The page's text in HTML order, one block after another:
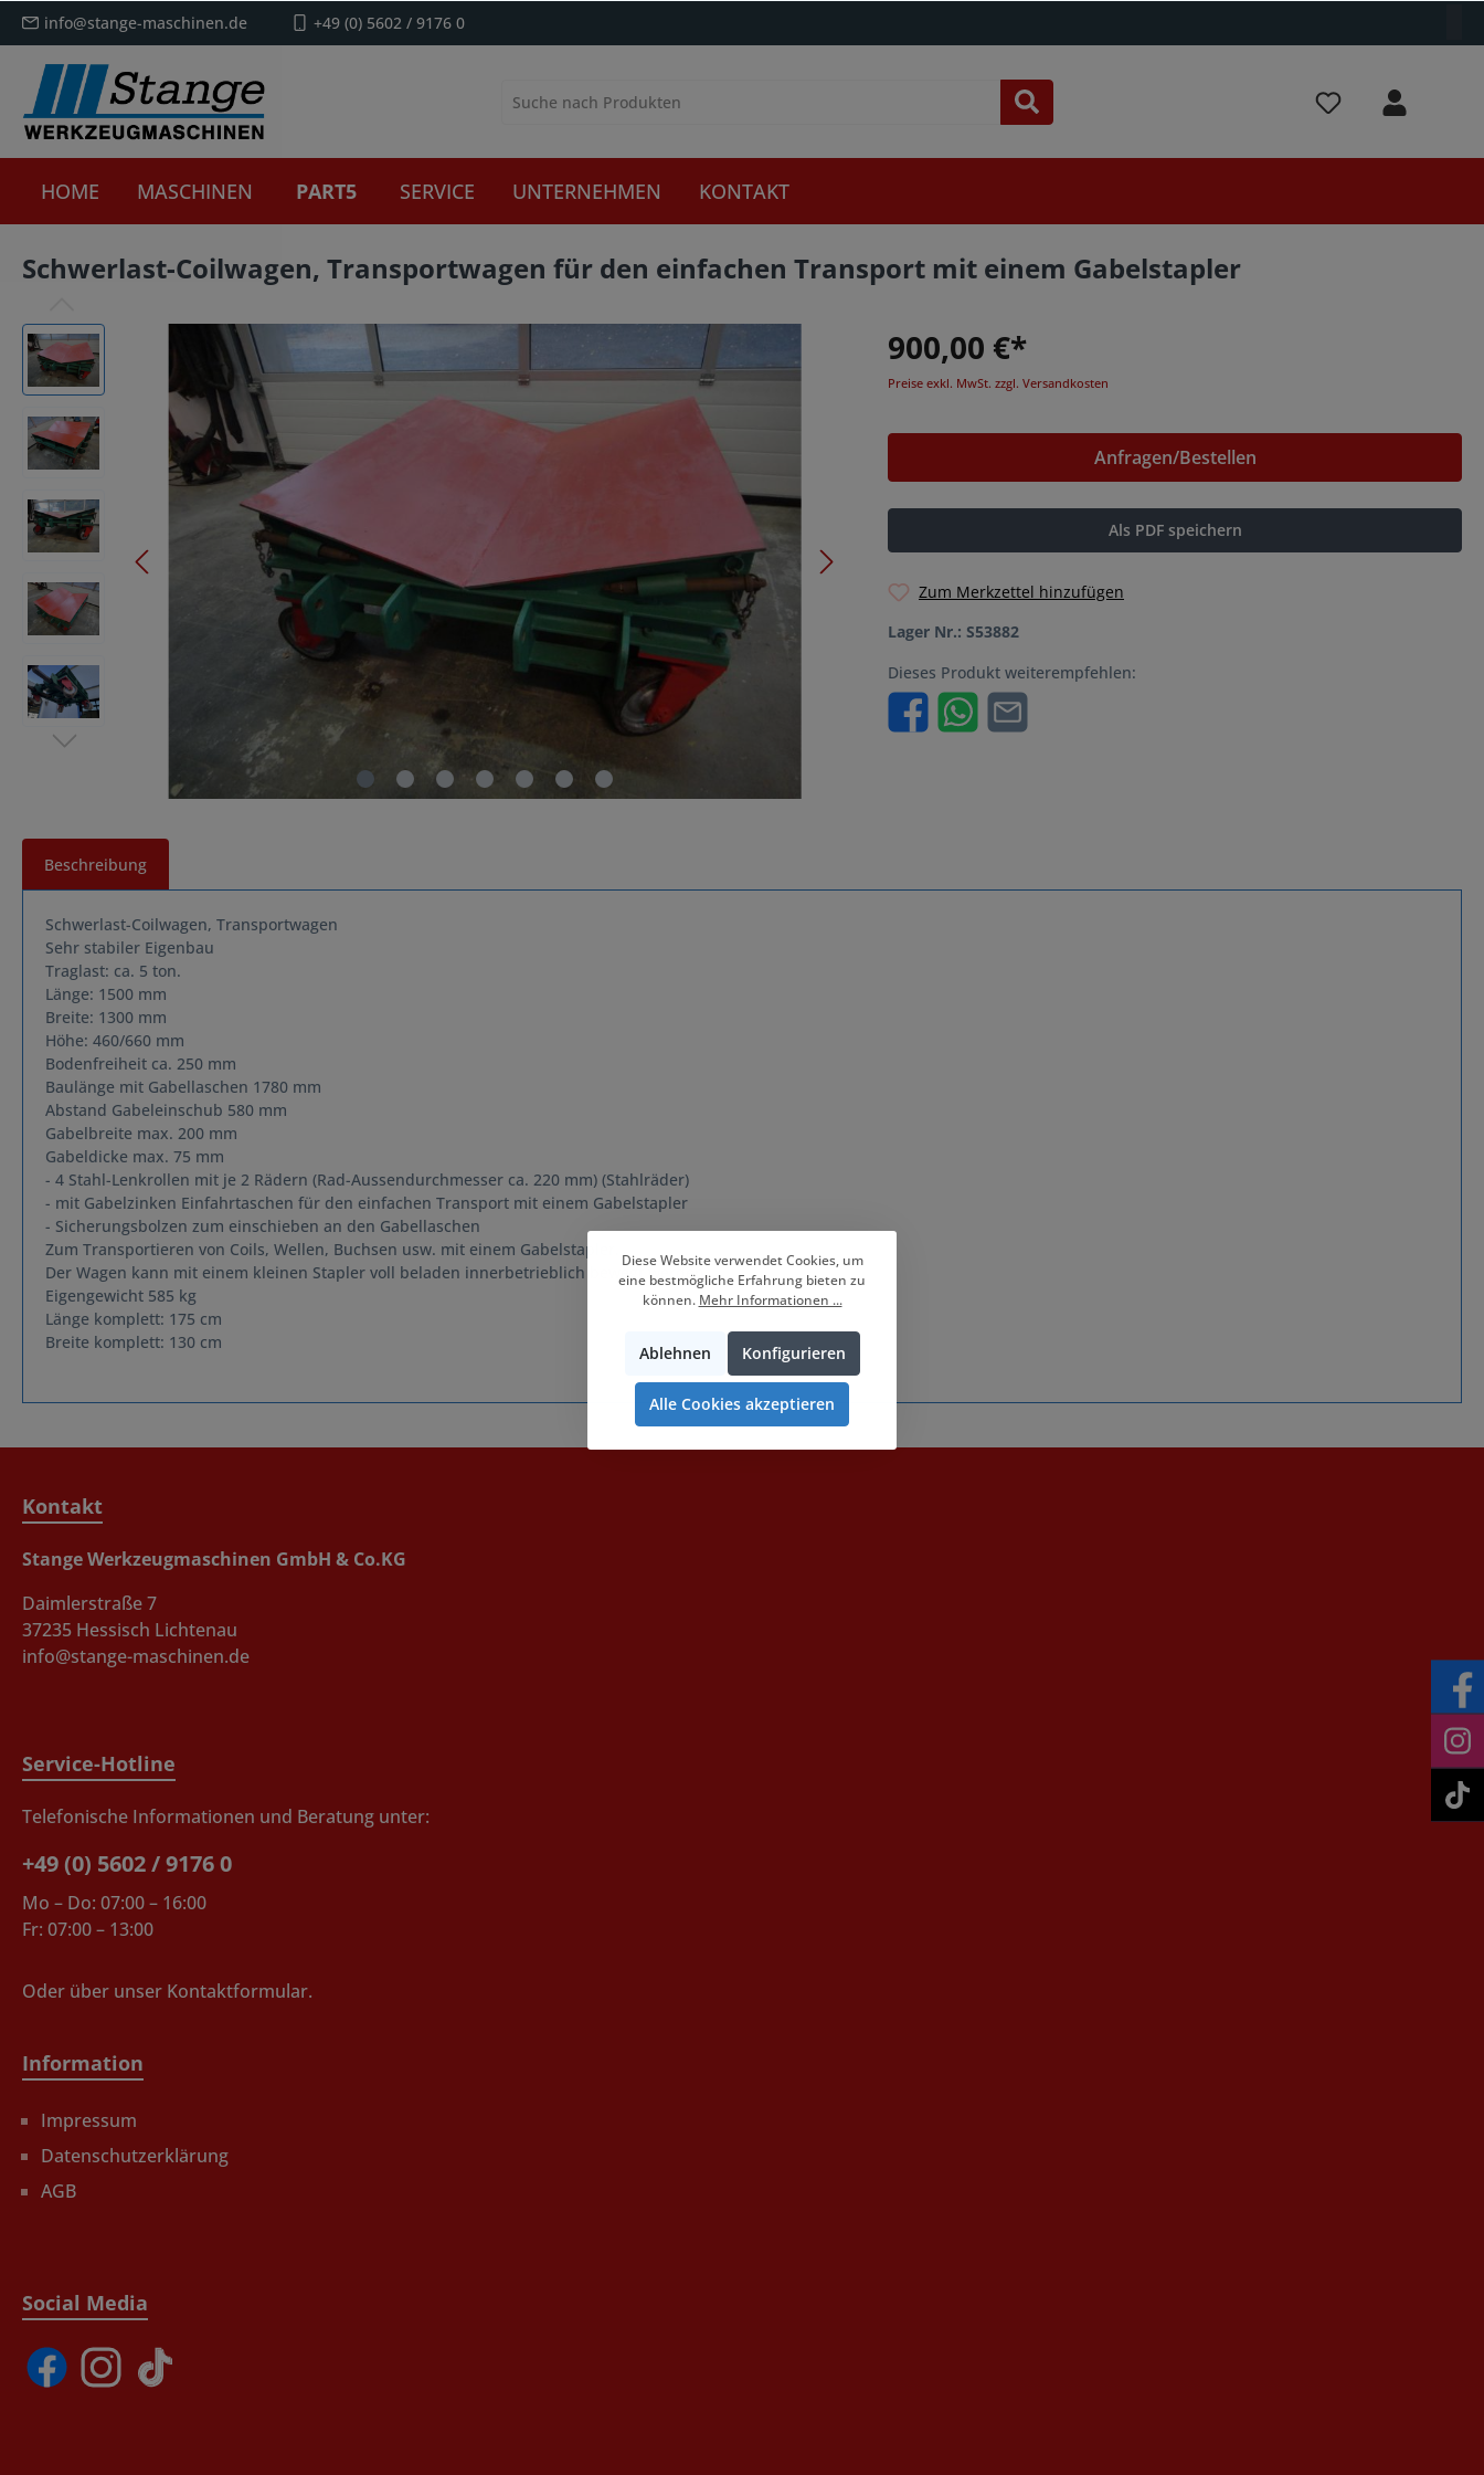
info@stange-maschinen.de +49 (0) 5602 / 9176 0
HOME MASCHINEN PART5 SERVICE UNTERNEHMEN KONTAKT
Schwerlast-Coilwagen, Transportwagen für den einfachen Transport mit einem Gabelstapler
900,00 €*
Preise exkl. MwSt. zzgl. Versandkosten
Anfragen/Bestellen
Als PDF speichern
Zum Merkzettel hinzufügen
Lager Nr.: S53882
Dieses Produkt weiterempfehlen:
Beschreibung
Schwerlast-Coilwagen, Transportwagen
Sehr stabiler Eigenbau
Traglast: ca. 5 ton.
Länge: 1500 mm
Breite: 1300 mm
Höhe: 460/660 mm
Bodenfreiheit ca. 250 mm
Baulänge mit Gabellaschen 1780 mm
Abstand Gabeleinschub 580 mm
Gabelbreite max. 200 mm
Gabeldicke max. 75 mm
- 4 Stahl-Lenkrollen mit je 2 Rädern (Rad-Aussendurchmesser ca. 220 mm) (Stahlräder)
- mit Gabelzinken Einfahrtaschen für den einfachen Transport mit einem Gabelstapler
- Sicherungsbolzen zum einschieben an den Gabellaschen
Zum Transportieren von Coils, Wellen, Buchsen usw. mit einem Gabelstapler.
Der Wagen kann mit einem kleinen Stapler voll beladen innerbetrieblich bewegt werden.
Eigengewicht 585 kg
Länge komplett: 175 cm
Breite komplett: 130 cm
Kontakt
Stange Werkzeugmaschinen GmbH & Co.KG
Daimlerstraße 7
37235 Hessisch Lichtenau
info@stange-maschinen.de
Service-Hotline
Telefonische Informationen und Beratung unter:
+49 (0) 5602 / 9176 0
Mo – Do: 07:00 – 16:00
Fr: 07:00 – 13:00
Oder über unser Kontaktformular.
Information
Impressum
Datenschutzerklärung
AGB
Social Media
Diese Website verwendet Cookies, um
eine bestmögliche Erfahrung bieten zu
können. Mehr Informationen ...
Ablehnen Konfigurieren
Alle Cookies akzeptieren